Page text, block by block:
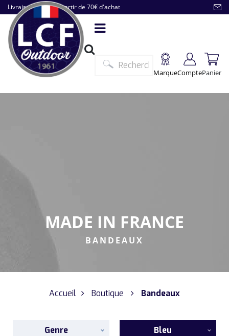
Livraison offerte à partir de 70€ d'achat
MarqueComptePanier
MADE IN FRANCE
BANDEAUX
Accueil Boutique Bandeaux
Genre Bleu